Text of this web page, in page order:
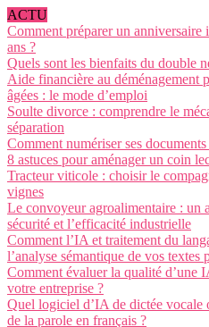
ACTU
Comment préparer un
ans ?
Quels sont les bienfaits du double
Aide financière au déménagement
âgées : le mode d’emploi
Soulte divorce : comprendre le
séparation
Comment numériser ses
8 astuces pour aménager un coin
Tracteur viticole : choisir le
vignes
Le convoyeur agroalimentaire : un
sécurité et l’efficacité industrielle
Comment l’IA et traitement du
l’analyse sémantique de vos textes
Comment évaluer la qualité d’une
votre entreprise ?
Quel logiciel d’IA de dictée vocale
de la parole en français ?